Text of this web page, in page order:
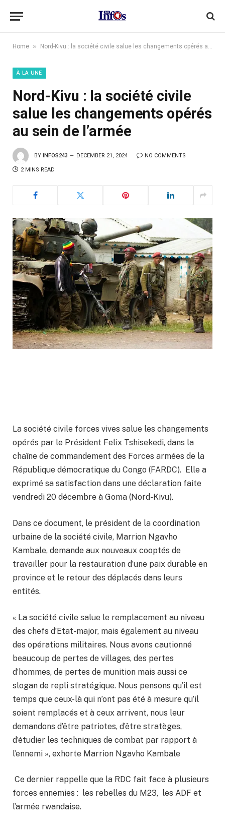
Home » Nord-Kivu : la société civile salue les changements opérés au sein de l’armée
À LA UNE
Nord-Kivu : la société civile
salue les changements opérés
au sein de l’armée
BY INFOS243 DECEMBER 21, 2024 NO COMMENTS
2 MINS READ
La société civile forces vives salue les changements
opérés par le Président Felix Tshisekedi, dans la
chaîne de commandement des Forces armées de la
République démocratique du Congo (FARDC). Elle a
exprimé sa satisfaction dans une déclaration faite
vendredi 20 décembre à Goma (Nord-Kivu).
Dans ce document, le président de la coordination
urbaine de la société civile, Marrion Ngavho
Kambale, demande aux nouveaux cooptés de
travailler pour la restauration d’une paix durable en
province et le retour des déplacés dans leurs
entités.
« La société civile salue le remplacement au niveau
des chefs d’Etat-major, mais également au niveau
des opérations militaires. Nous avons cautionné
beaucoup de pertes de villages, des pertes
d’hommes, de pertes de munition mais aussi ce
slogan de repli stratégique. Nous pensons qu’il est
temps que ceux-là qui n’ont pas été à mesure qu’il
soient remplacés et à ceux arrivent, nous leur
demandons d’être patriotes, d’être stratèges,
d’étudier les techniques de combat par rapport à
l’ennemi », exhorte Marrion Ngavho Kambale
Ce dernier rappelle que la RDC fait face à plusieurs
forces ennemies : les rebelles du M23, les ADF et
l’armée rwandaise.